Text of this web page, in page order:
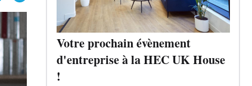
Votre prochain évènement
d'entreprise à la HEC UK House
!